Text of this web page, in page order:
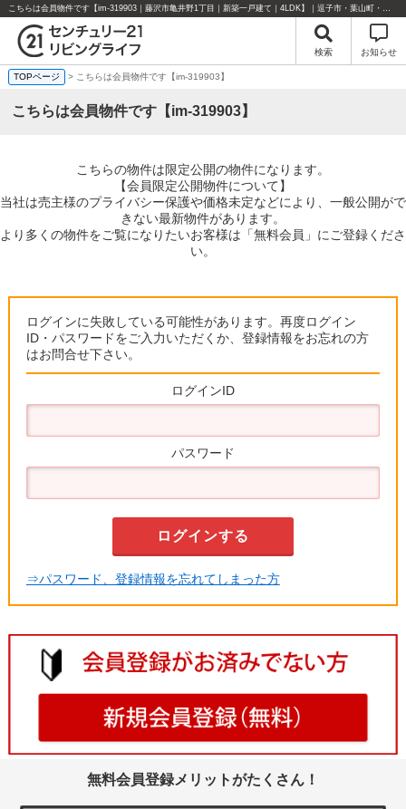
こちらは会員物件です【im-319903｜藤沢市亀井野1丁目｜新築一戸建て｜4LDK】｜逗子市・葉山町・湘南エリアの不動産のことならセンチュリー21リビングライフにお任せください！
検索 お知らせ
TOPページ > こちらは会員物件です【im-319903】
こちらは会員物件です【im-319903】
こちらの物件は限定公開の物件になります。
【会員限定公開物件について】
当社は売主様のプライバシー保護や価格未定などにより、一般公開がで
きない最新物件があります。
より多くの物件をご覧になりたいお客様は「無料会員」にご登録くださ
い。
ログインに失敗している可能性があります。再度ログイン
ID・パスワードをご入力いただくか、登録情報をお忘れの方
はお問合せ下さい。
ログインID
パスワード
⇒パスワード、登録情報を忘れてしまった方
無料会員登録メリットがたくさん！